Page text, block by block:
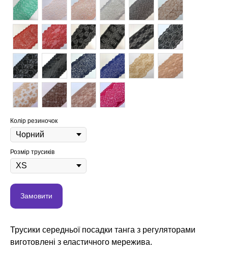
Колір резиночок
Розмір трусиків
Замовити
Трусики середньої посадки танга з регуляторами
виготовлені з еластичного мережива.